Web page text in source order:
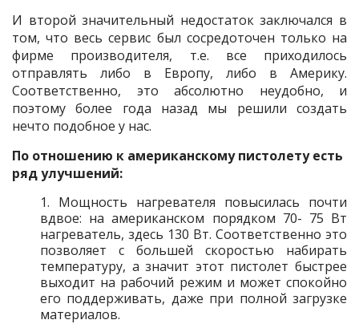
И второй значительный недостаток заключался в
том, что весь сервис был сосредоточен только на
фирме производителя, т.е. все приходилось
отправлять либо в Европу, либо в Америку.
Соответственно, это абсолютно неудобно, и
поэтому более года назад мы решили создать
нечто подобное у нас.
По отношению к американскому пистолету есть
ряд улучшений:
1. Мощность нагревателя повысилась почти
вдвое: на американском порядком 70- 75 Вт
нагреватель, здесь 130 Вт. Соответственно это
позволяет с большей скоростью набирать
температуру, а значит этот пистолет быстрее
выходит на рабочий режим и может спокойно
его поддерживать, даже при полной загрузке
материалов.